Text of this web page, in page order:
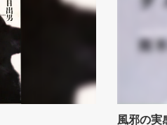
風邪の実